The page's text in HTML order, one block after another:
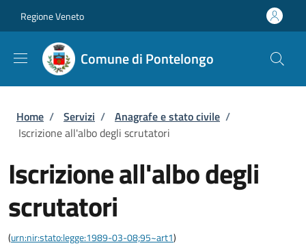
Regione Veneto
Comune di Pontelongo
Briciole di pane
Home / Servizi / Anagrafe e stato civile /
Iscrizione all'albo degli scrutatori
Iscrizione all'albo degli
scrutatori
(urn:nir:stato:legge:1989-03-08;95~art1)